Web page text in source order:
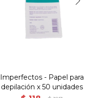
Imperfectos - Papel para
depilación x 50 unidades